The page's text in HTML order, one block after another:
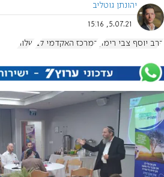
יהונתן גוטליב
5.07.21, 15:16
הרב יוסף צבי רימון המרכז האקדמי לב שלוה